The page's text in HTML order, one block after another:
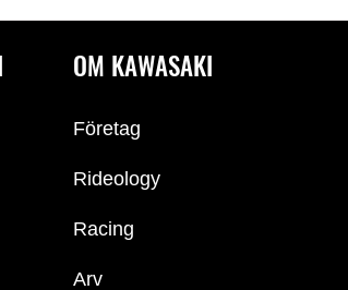
OM KAWASAKI
Företag
Rideology
Racing
Arv